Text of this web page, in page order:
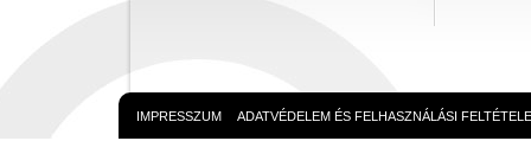
IMPRESSZUM ADATVÉDELEM ÉS FELHASZNÁLÁSI